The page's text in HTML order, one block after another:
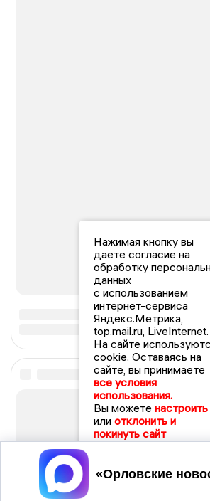
Нажимая кнопку вы
даете согласие на
обработку
данных
с использованием
интернет-сервиса
Яндекс.Метрика,
top.mail.ru, LiveInternet.
На сайте
cookie. Оставаясь на
сайте, вы принимаете
все условия
использования.
Вы можете настроить
или отклонить и
покинуть сайт
Принять